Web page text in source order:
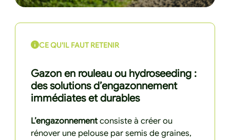
CE QU'IL FAUT RETENIR
Gazon en rouleau ou hydroseeding :
des solutions d’engazonnement
immédiates et durables
L’engazonnement consiste à créer ou
rénover une pelouse par semis de graines,